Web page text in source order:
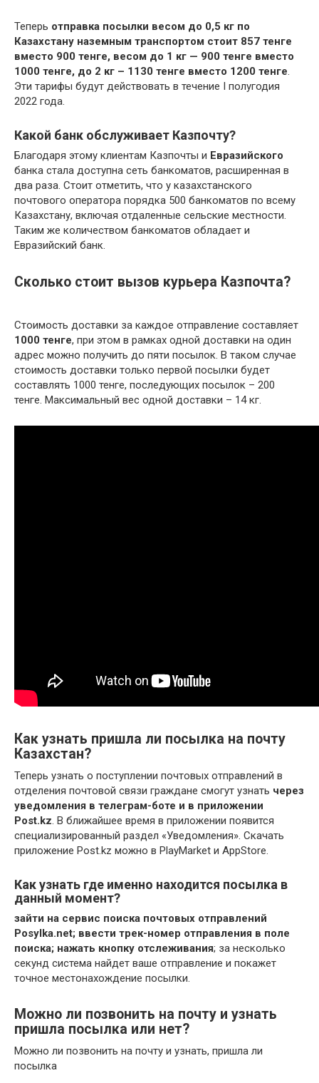
Теперь отправка посылки весом до 0,5 кг по
Казахстану наземным транспортом стоит 857 тенге
вместо 900 тенге, весом до 1 кг — 900 тенге вместо
1000 тенге, до 2 кг – 1130 тенге вместо 1200 тенге.
Эти тарифы будут действовать в течение І полугодия
2022 года.
Какой банк обслуживает Казпочту?
Благодаря этому клиентам Казпочты и Евразийского
банка стала доступна сеть банкоматов, расширенная в
два раза. Стоит отметить, что у казахстанского
почтового оператора порядка 500 банкоматов по всему
Казахстану, включая отдаленные сельские местности.
Таким же количеством банкоматов обладает и
Евразийский банк.
Сколько стоит вызов курьера Казпочта?
Стоимость доставки за каждое отправление составляет
1000 тенге, при этом в рамках одной доставки на один
адрес можно получить до пяти посылок. В таком случае
стоимость доставки только первой посылки будет
составлять 1000 тенге, последующих посылок – 200
тенге. Максимальный вес одной доставки – 14 кг.
Как узнать пришла ли посылка на почту
Казахстан?
Теперь узнать о поступлении почтовых отправлений в
отделения почтовой связи граждане смогут узнать через
уведомления в телеграм-боте и в приложении
Post.kz. В ближайшее время в приложении появится
специализированный раздел «Уведомления». Скачать
приложение Post.kz можно в PlayMarket и AppStore.
Как узнать где именно находится посылка в
данный момент?
зайти на сервис поиска почтовых отправлений
Posylka.net; ввести трек-номер отправления в поле
поиска; нажать кнопку отслеживания; за несколько
секунд система найдет ваше отправление и покажет
точное местонахождение посылки.
Можно ли позвонить на почту и узнать
пришла посылка или нет?
Можно ли позвонить на почту и узнать, пришла ли
посылка